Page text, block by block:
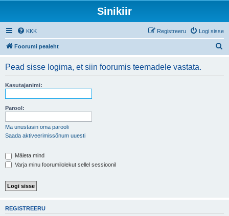
Sinikiir
KKK Logi sisse
Registreeru
Foorumi pealeht
Pead sisse logima, et siin foorumis teemadele vastata.
Kasutajanimi:
Parool:
Ma unustasin oma parooli
Saada aktiveerimissõnum uuesti
Mäleta mind
Varja minu foorumilolekut sellel sessioonil
REGISTREERU